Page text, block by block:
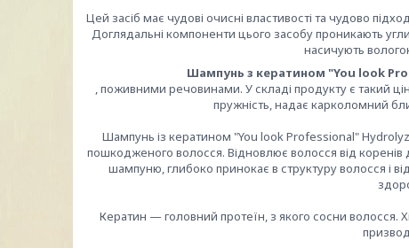
Цей засіб має чудові очисні властивості та чудово
Доглядальні компоненти цього засобу проникають
насичують
Шампунь з кератином "You look
, поживними речовинами. У складі продукту є такий
пружність, надає карколомний
Шампунь із кератином "You look Professional"
пошкодженого волосся. Відновлює волосся від
шампуню, глибоко принокає в структуру волосся і
Кератин — головний протеїн, з якого сосни волосся.